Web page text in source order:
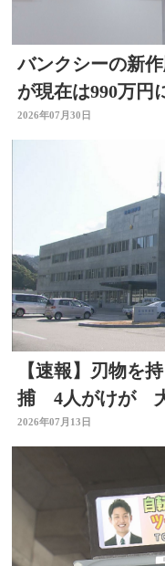
バンクシーの新
が現在は990万
大分店で開催中
2026年07月30日
【速報】刃物を
捕 4人がけが
2026年07月13日